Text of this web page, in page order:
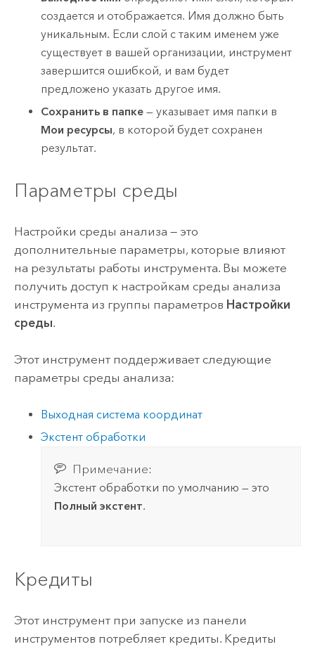
создается и отображается. Имя должно быть
уникальным. Если слой с таким именем уже
существует в вашей организации, инструмент
завершится ошибкой, и вам будет
предложено указать другое имя.
Сохранить в папке — указывает имя папки в
Мои ресурсы, в которой будет сохранен
результат.
Параметры среды
Настройки среды анализа — это
дополнительные параметры, которые влияют
на результаты работы инструмента. Вы можете
получить доступ к настройкам среды анализа
инструмента из группы параметров Настройки
среды.
Этот инструмент поддерживает следующие
параметры среды анализа:
Выходная система координат
Экстент обработки
Примечание:
Экстент обработки по умолчанию — это
Полный экстент.
Кредиты
Этот инструмент при запуске из панели
инструментов потребляет кредиты. Кредиты